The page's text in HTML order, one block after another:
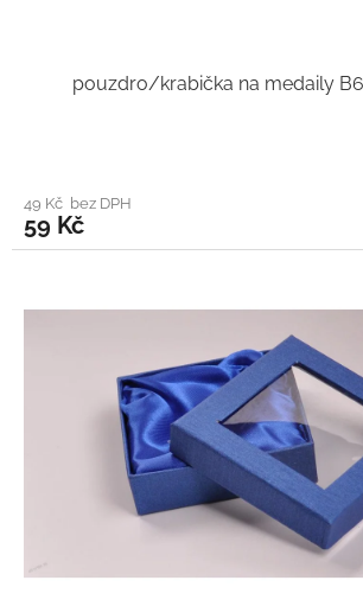
pouzdro/krabička na medaily
49 Kč bez DPH
59 Kč